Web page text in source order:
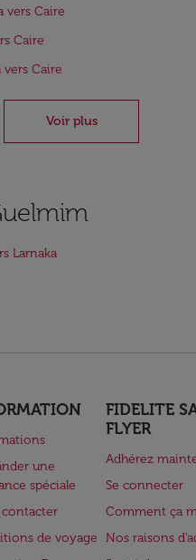
vers Caire
Caire
vers Caire
Voir plus
Larnaka
une
spéciale
de voyage
FIDELITE
FLYER
Adhérez
Se connecter
Comment ça
Nos raisons